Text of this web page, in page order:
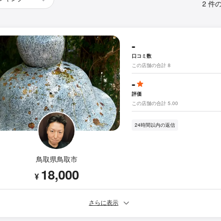
2 件
鳥取県鳥取市
¥ 18,000
-
口コミ数
この店舗の合計 8
-
評価
この店舗の合計 5.00
24時間以内の返信
さらに表示